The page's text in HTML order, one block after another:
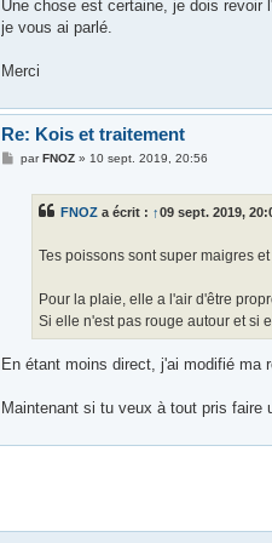
Une chose est certaine, je dois revoir
je vous ai parlé.
Merci
Re: Kois et traitement
MparFNOZ » 10 sept. 2019, 20:56
FNOZ a écrit : ↑09 sept. 2019,
Tes poissons sont super maigres
Pour la plaie, elle a l'air d'être
Si elle n'est pas rouge autour et si
En étant moins direct, j'ai modifié ma
Maintenant si tu veux à tout pris faire